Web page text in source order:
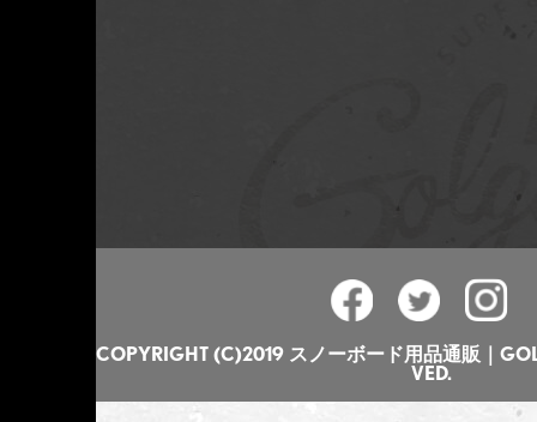
COPYRIGHT (C)2019 スノーボード用品通販｜
VED.